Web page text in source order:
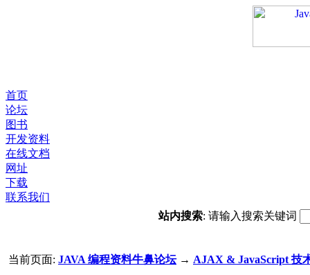
首页
论坛
图书
开发资料
在线文档
网址
下载
联系我们
站内搜索: 请输入搜索关键词
当前页面: JAVA 编程资料牛鼻论坛→ AJAX & JavaScript 技